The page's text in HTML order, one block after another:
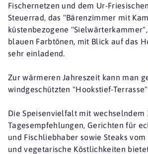
Fischernetzen und dem Ur-
Steuerrad, das "Bärenzimmer mit
küstenbezogene
blauen Farbtönen, mit Blick auf das
sehr einladend.
Zur wärmeren Jahreszeit kann man
windgeschützten "Hookstief-
Die Speisenvielfalt mit wechselndem
Tagesempfehlungen, Gerichten für
und Fischliebhaber sowie Steaks
und vegetarische Köstlichkeiten